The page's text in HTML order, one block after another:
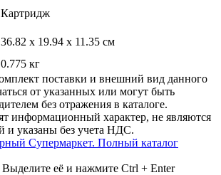
Картридж
36.82 x 19.94 x 11.35 см
0.775 кг
поставки и внешний вид данного
от указанных или могут быть
без отражения в каталоге.
информационный характер, не являются
и указаны без учета НДС.
Cупермаркет. Полный каталог
её и нажмите Ctrl + Enter